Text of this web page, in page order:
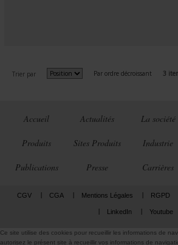
Trier par Par ordre décroissant 3
Accueil Actualités La société
Produits Sites Produits Industrie
Publications Presse Carrières
CGV CGA Mentions Légales RGPD
LinkedIn Youtube
Ce site utilise des cookies pour recueillir les informations de
autorisez le présent site à recueillir vos informations de